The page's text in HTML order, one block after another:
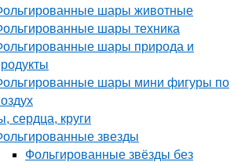
шары животные
шары техника
шары природа и
шары мини фигуры по
сердца, круги
звезды
Фольгированные звёзды без